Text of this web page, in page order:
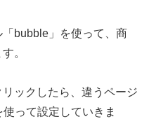
bubble」を使って、商
。
ックしたら、違うページ
って設定していきま